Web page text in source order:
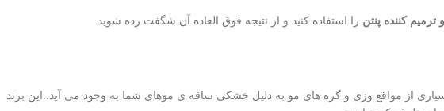
ترمیم کننده پنتن را استفاده کنید و از نتیجه فوق العاده آن شگفت زده شوید.
مواقع وزی و گره های مو به دلیل خشکی ساقه ی موهای شما به وجود می آید. این برند